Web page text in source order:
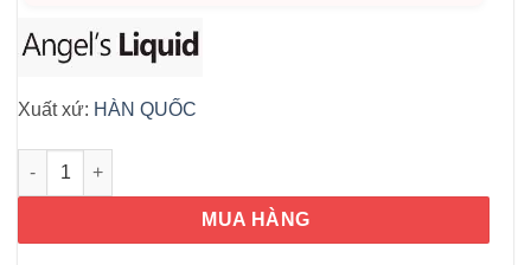
Xuất xứ: HÀN QUỐC
Dưỡng ẩm Angel's Liquid 24K Silver Nine Premium Ampoule
MUA HÀNG